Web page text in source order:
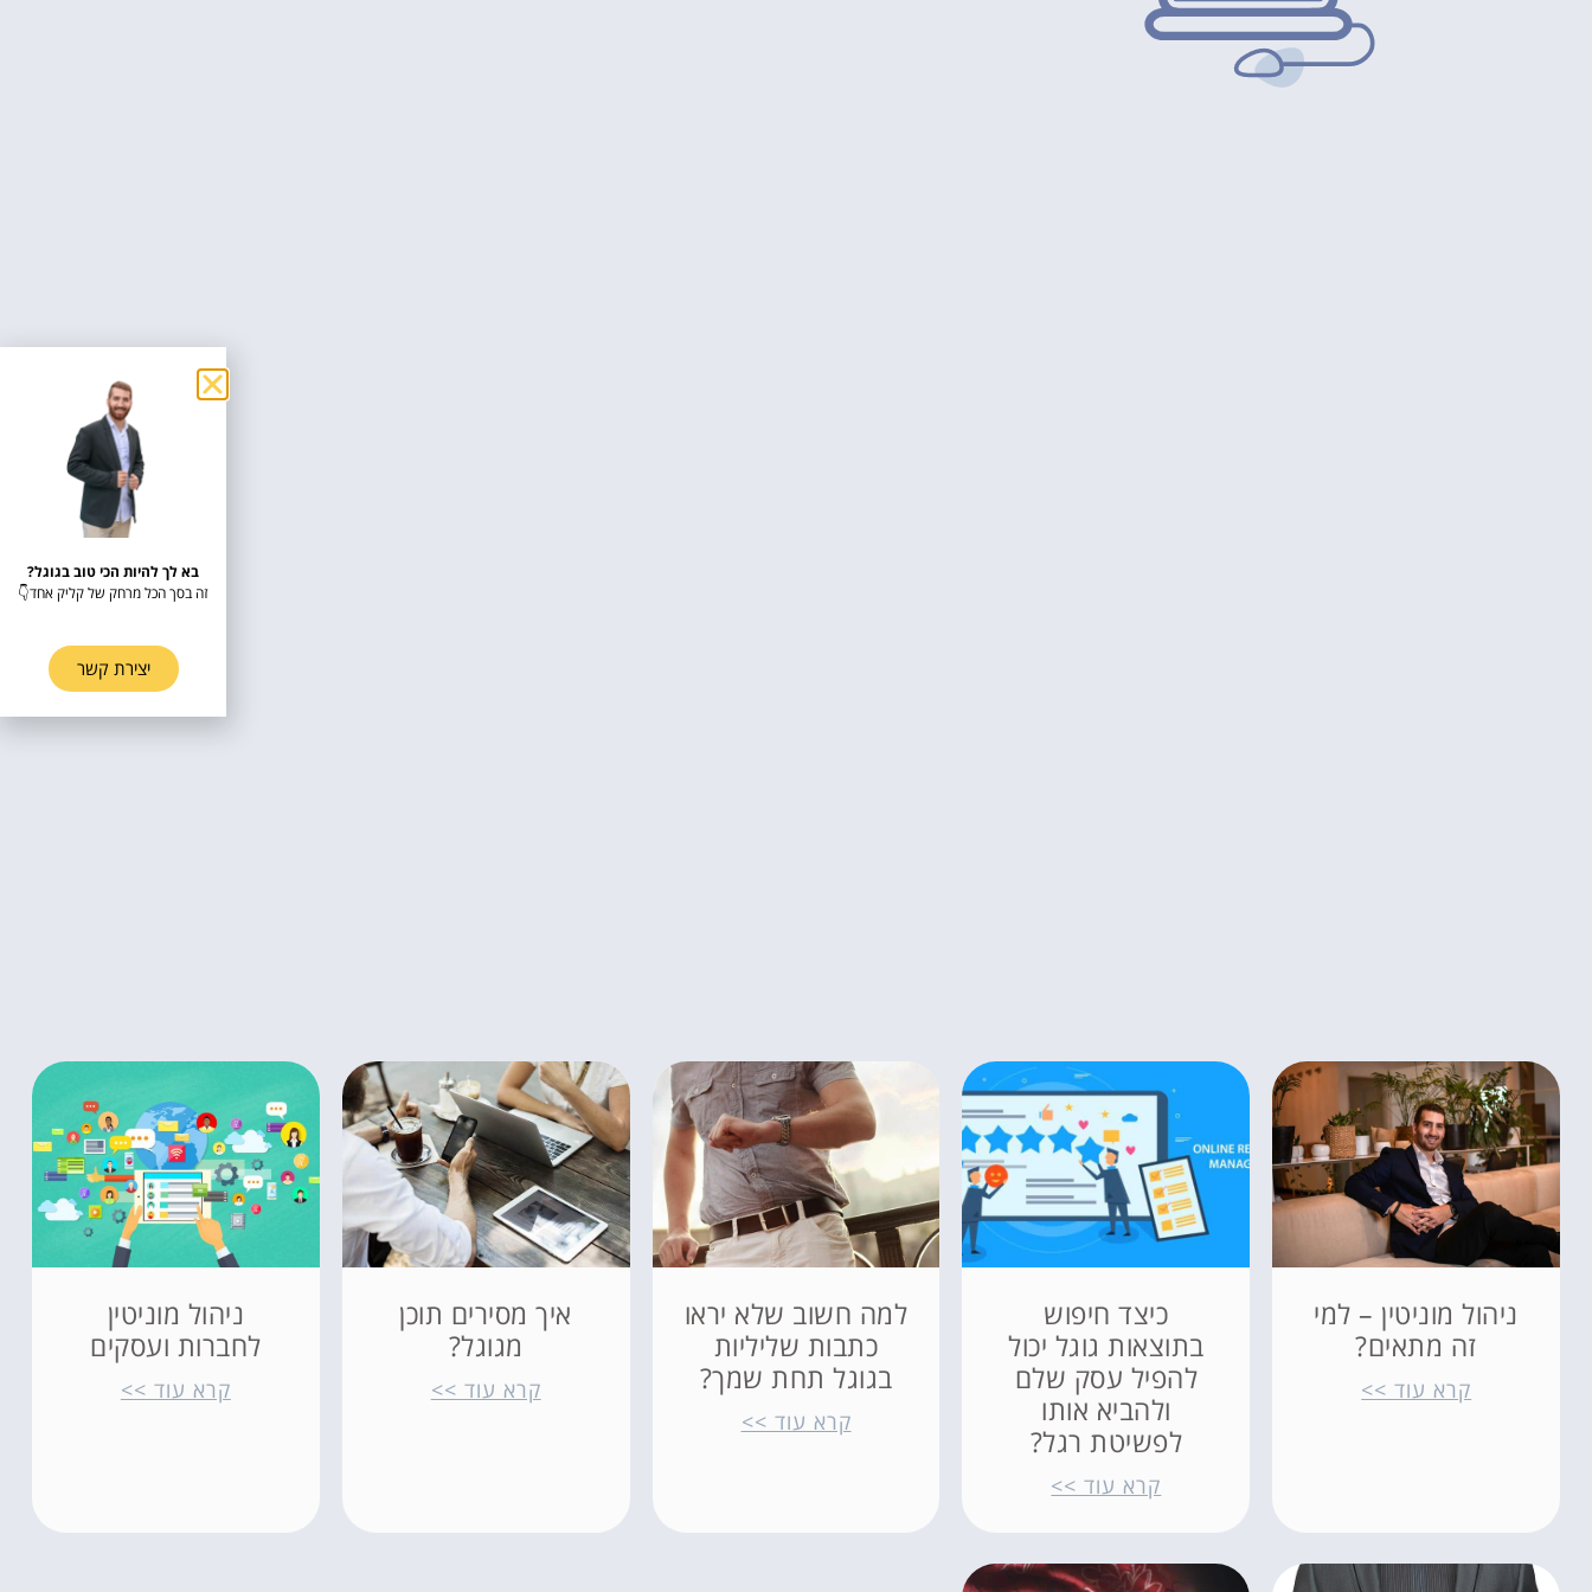
ניהול מוניטין – למי
זה מתאים?
קרא עוד >>
כיצד חיפוש
בתוצאות גוגל יכול
להפיל עסק שלם
ולהביא אותו
לפשיטת רגל?
קרא עוד >>
למה חשוב שלא יראו
כתבות שליליות
בגוגל תחת שמך?
קרא עוד >>
איך מסירים תוכן
מגוגל?
קרא עוד >>
ניהול מוניטין
לחברות ועסקים
קרא עוד >>
בא לך להיות הכי טוב בגוגל?
זה בסך הכל מרחק של קליק אחד👇
יצירת קשר